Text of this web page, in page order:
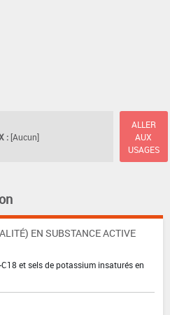
: [Aucun]
ALLER
AUX
USAGES
EN SUBSTANCE ACTIVE
et sels de potassium insaturés en